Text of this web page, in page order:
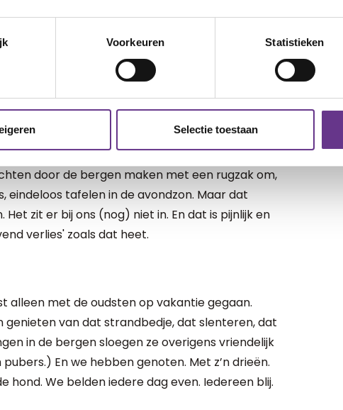
Voorkeuren Statistieken
Selectie toestaan
gewoon echt te lang. Dus gaat ze twee
omdat wij haar niet thuis willen hebben – juist
heeft. Omdat het haar houvast geeft. En ja,
kan. Maar het schuurt ook.
drie weken op avontuur gaan. Nieuwe
door de bergen maken met een rugzak om,
eindeloos tafelen in de avondzon. Maar dat
zit er bij ons (nog) niet in. En dat is pijnlijk en
verlies' zoals dat heet.
alleen met de oudsten op vakantie gegaan.
genieten van dat strandbedje, dat slenteren, dat
in de bergen sloegen ze overigens vriendelijk
En we hebben genoten. Met z’n drieën.
hond. We belden iedere dag even. Iedereen blij.